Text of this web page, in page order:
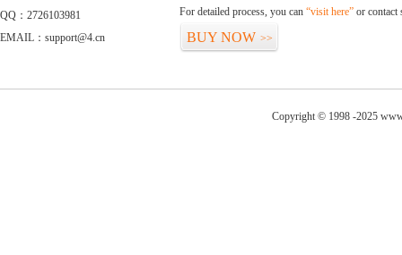
QQ：2726103981
EMAIL：support@4.cn
For detailed process, you can “visit here” or contact
BUY NOW >>
Copyright © 1998 -2025